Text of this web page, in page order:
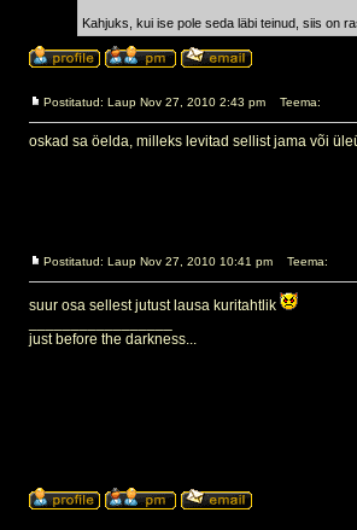
Kahjuks, kui ise pole seda läbi teinud, siis on
Postitatud: Laup Nov 27, 2010 2:43 pm Teema:
oskad sa öelda, milleks levitad sellist jama või
Postitatud: Laup Nov 27, 2010 10:41 pm Teema:
suur osa sellest jutust lausa kuritahtlik
just before the darkness...